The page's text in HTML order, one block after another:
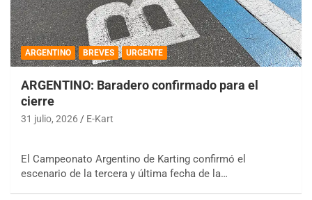
ARGENTINO BREVES URGENTE
ARGENTINO: Baradero confirmado para el
cierre
31 julio, 2026 E-Kart
El Campeonato Argentino de Karting confirmó el
escenario de la tercera y última fecha de la…